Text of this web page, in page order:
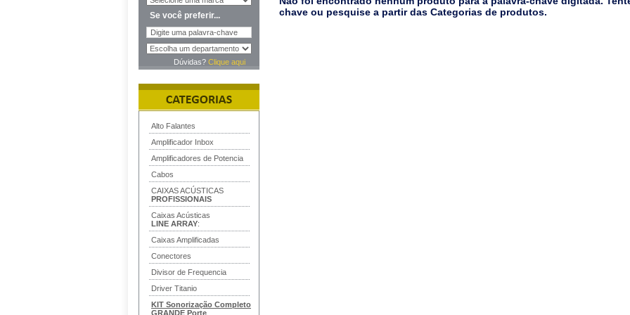
Se você preferir...
Dúvidas? Clique aqui
Alto Falantes
Amplificador Inbox
Amplificadores de Potencia
Cabos
CAIXAS ACÚSTICAS
PROFISSIONAIS
Caixas Acústicas
LINE ARRAY:
Caixas Amplificadas
Conectores
Divisor de Frequencia
Driver Titanio
KIT Sonorização Completo
GRANDE Porte
chave ou pesquise a partir das Categorias de produtos.